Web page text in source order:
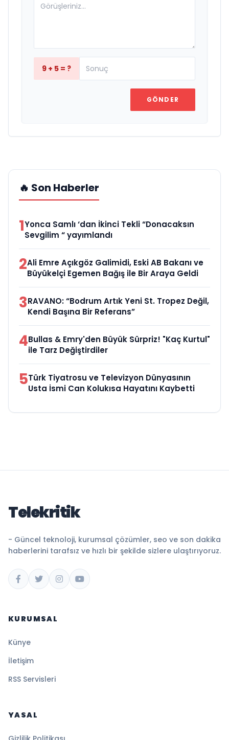
9 + 5 = ?
GÖNDER
🔥 Son Haberler
1Yonca Samlı ‘dan İkinci Tekli “Donacaksın
Sevgilim “ yayımlandı
2Ali Emre Açıkgöz Galimidi, Eski AB Bakanı ve
Büyükelçi Egemen Bağış ile Bir Araya Geldi
3RAVANO: “Bodrum Artık Yeni St. Tropez Değil,
Kendi Başına Bir Referans”
4Bullas & Emry'den Büyük Sürpriz! "Kaç Kurtul"
ile Tarz Değiştirdiler
5Türk Tiyatrosu ve Televizyon Dünyasının
Usta İsmi Can Kolukısa Hayatını Kaybetti
Telekritik
- Güncel teknoloji, kurumsal çözümler, seo ve son dakika
haberlerini tarafsız ve hızlı bir şekilde sizlere ulaştırıyoruz.
KURUMSAL
Künye
İletişim
RSS Servisleri
YASAL